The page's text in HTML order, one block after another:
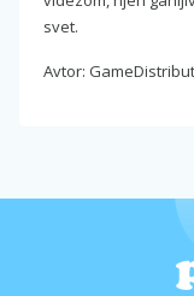
svet.
Avtor: